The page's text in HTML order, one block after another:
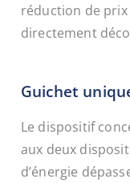
réduction de
directement
Guichet
Le dispositif
aux deux
d’énergie